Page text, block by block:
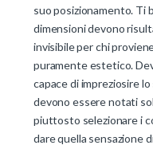
suo posizionamento. Ti
dimensioni devono
invisibile per chi
puramente estetico.
capace di impreziosire
devono essere notati
piuttosto selezionare i
dare quella sensazione